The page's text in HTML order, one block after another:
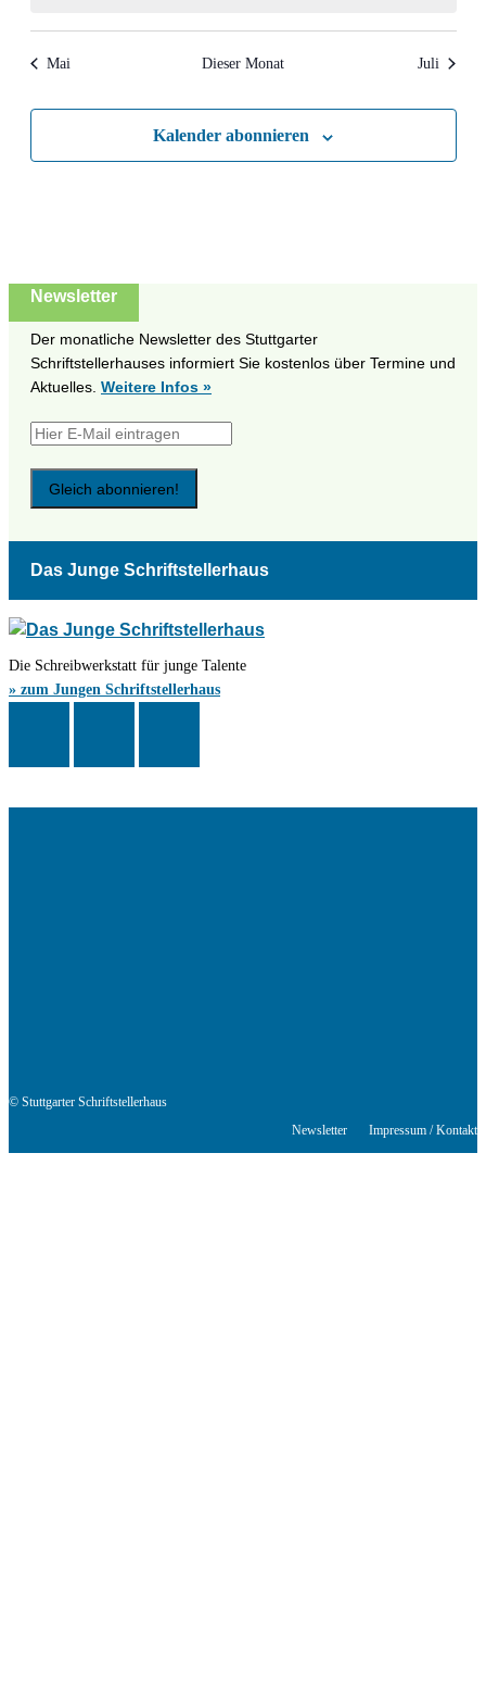
Mai Dieser Monat Juli
Kalender abonnieren
Newsletter
Der monatliche Newsletter des Stuttgarter
Schriftstellerhauses informiert Sie kostenlos über Termine und
Aktuelles. Weitere Infos »
Das Junge Schriftstellerhaus
Die Schreibwerkstatt für junge Talente
» zum Jungen Schriftstellerhaus
© Stuttgarter Schriftstellerhaus
Newsletter
Impressum / Kontakt